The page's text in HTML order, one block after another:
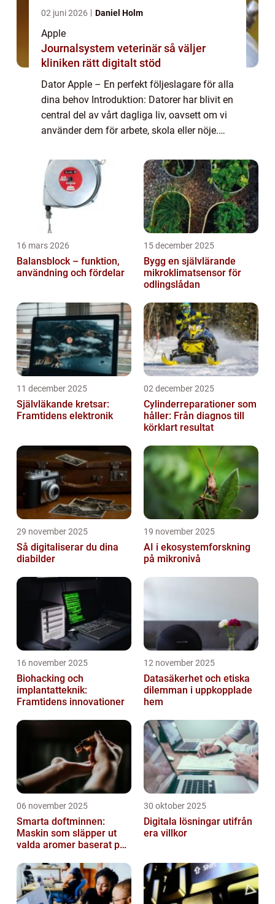
02 juni 2026 Daniel Holm
Apple
Journalsystem veterinär så väljer
kliniken rätt digitalt stöd
Dator Apple – En perfekt följeslagare för alla
dina behov Introduktion: Datorer har blivit en
central del av vårt dagliga liv, oavsett om vi
använder dem för arbete, skola eller nöje.
ikoniskt som App...
16 mars 2026
Balansblock – funktion,
användning och fördelar
15 december 2025
Bygg en självlärande
mikroklimatsensor för
odlingslådan
11 december 2025
Självläkande kretsar:
Framtidens elektronik
02 december 2025
Cylinderreparationer som
håller: Från diagnos till
körklart resultat
29 november 2025
Så digitaliserar du dina
diabilder
19 november 2025
AI i ekosystemforskning
på mikronivå
16 november 2025
Biohacking och
implantatteknik:
Framtidens innovationer
12 november 2025
Datasäkerhet och etiska
dilemman i uppkopplade
hem
06 november 2025
Smarta doftminnen:
Maskin som släpper ut
valda aromer baserat på
30 oktober 2025
Digitala lösningar utifrån
era villkor